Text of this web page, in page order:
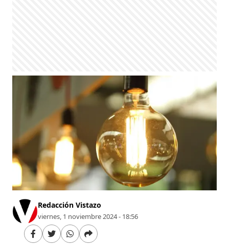
Redacción Vistazo
viernes, 1 noviembre 2024 - 18:56